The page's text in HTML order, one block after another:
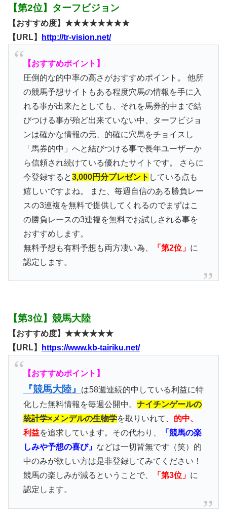
【第2位】ターフビジョン
【おすすめ度】★★★★★★★★
【URL】
http://tr-vision.net/
【おすすめポイント】
圧倒的な的中率の高さがおすすめポイント。 他所
の競馬予想サイトもある程度穴馬の情報を手に入
れる事が出来たとしても、それを馬券的中まで結
びつける事が殆ど出来ていない中、ターフビジョ
ンは確かな情報の元、的確に穴馬をチョイスし
「馬券的中」へと結びつける事で長年ユーザーか
ら信頼され続けている優れたサイトです。 さらに
今登録すると3,000円分プレゼント している点も
嬉しいですよね。 また、毎週自信のある勝負レー
スの3連複を無料で提供してくれるのでまずはこ
の勝負レースの3連複を無料でお試しされる事を
おすすめします。
無料予想も有料予想も両方凄い為、
「第2位」 に
認定します。
【第3位】競馬大陸
【おすすめ度】★★★★★★
【URL】
https://www.kb-tairiku.net/
【おすすめポイント】
『競馬大陸』
は58週連続的中している利益に特
化した無料情報を毎週公開中。 ナイチンゲールの
統計学×メンデルの生物学を取りいれて、 的中、
利益を追求しています。その代わり、
「競馬の楽
しみや予想の喜び」 などは一切皆無です（笑）的
中のみが欲しい方は是非登録してみてください！
競馬の楽しみが減るということで、
「第3位」 に
認定します。